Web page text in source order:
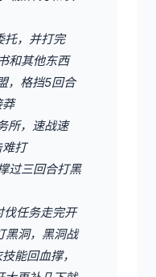
，并打完
和其他东西
，格挡5回合
所，速战速
打
过三回合打黑
任务走完开
黑洞，黑洞战
能回血撑，